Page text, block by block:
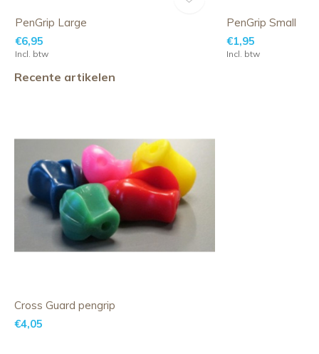
PenGrip Large
€6,95
Incl. btw
PenGrip Small
€1,95
Incl. btw
Recente artikelen
Cross Guard pengrip
€4,05